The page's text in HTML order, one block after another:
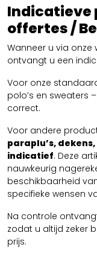
Indicatieve
offertes /
Wanneer u via
ontvangt u een
Voor onze
polo’s en sweaters
correct.
Voor andere
paraplu’s,
indicatief. Deze
nauwkeurig
beschikbaarheid
specifieke wensen
Na controle
zodat u altijd zeker
prijs.